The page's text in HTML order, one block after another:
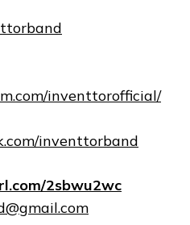
inventtorofficial/
inventtorband
2sbwu2wc